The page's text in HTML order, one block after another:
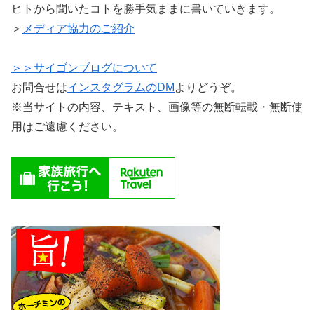
ヒトから聞いたコトを勝手気ままに書いていきます。
＞ メディア協力のご紹介
＞＞サイゴンブログについて
お問合せはインスタグラムのDM よりどうぞ。
※当サイトの内容、テキスト、画像等の無断転載・無断使
用はご遠慮ください。